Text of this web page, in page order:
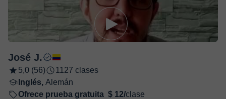
José J.
5,0 (56)
1127 clases
Inglés, Alemán
Ofrece prueba gratuita $ 12/clase